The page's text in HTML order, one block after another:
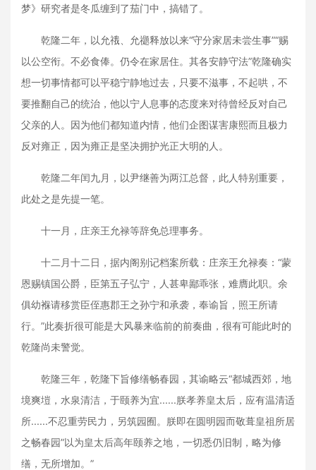
梦》研究者是冬瓜缠到了茄门中，搞错了。
乾隆二年，以允䄉、允禵释放以来“守分家居未尝生事”“赐
以公空衔。不必食俸。仍令在家居住。其各安静守法”乾隆确实
想一切事情都可以平稳宁静地过去，只要不滋事，不起哄，不
要推翻自己的统治，他以宁人息事的态度来对待曾经反对自己
父亲的人。因为他们都知道内情，他们企图谋害康熙而且极力
反对雍正，因为雍正是坚决拥护光正大明的人。
乾隆二年闰九月，以尹继善为两江总督，此人特别重要，
此处之是先提一笔。
十一月，庄亲王允禄等辞免总理事务。
十二月十二日，据内阁别记档案所载：庄亲王允禄奏：“蒙
恩赐镇国公爵，臣第五子弘宁，人甚卑鄙乖张，难膺此职。余
俱幼褓请移赏臣侄惠郡王之孙宁和承袭，奉谕旨，照王所请
行。”此奏折很可能是大风暴来临前的前奏曲，很有可能此时的
乾隆尚未警觉。
乾隆三年，乾隆下旨修缮畅春园，其谕略云“都城西郊，地
境爽塏，水泉清洁，于颐养为宜......朕孝养皇太后，应有温清适
所......不忍重劳民力，另筑园囿。朕即在圆明园而敬葺皇祖所居
之畅春园”以为皇太后高年颐养之地，一切悉仍旧制，略为修
缮，无所增加。”